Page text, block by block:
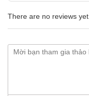
There are no reviews yet.